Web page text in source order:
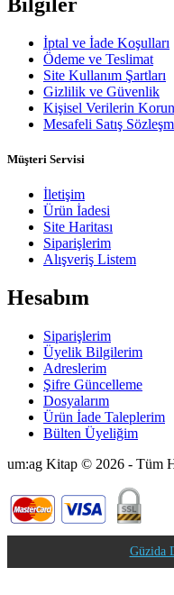
İptal ve İade Koşulları
Ödeme ve Teslimat
Site Kullanım Şartları
Gizlilik ve Güvenlik
Kişisel Verilerin
Mesafeli Satış
Müşteri Servisi
İletişim
Ürün İadesi
Site Haritası
Siparişlerim
Alışveriş Listem
Hesabım
Siparişlerim
Üyelik Bilgilerim
Adreslerim
Şifre Güncelleme
Dosyalarım
Ürün İade Taleplerim
Bülten Üyeliğim
um:ag Kitap © 2026 - Tüm
Güzida